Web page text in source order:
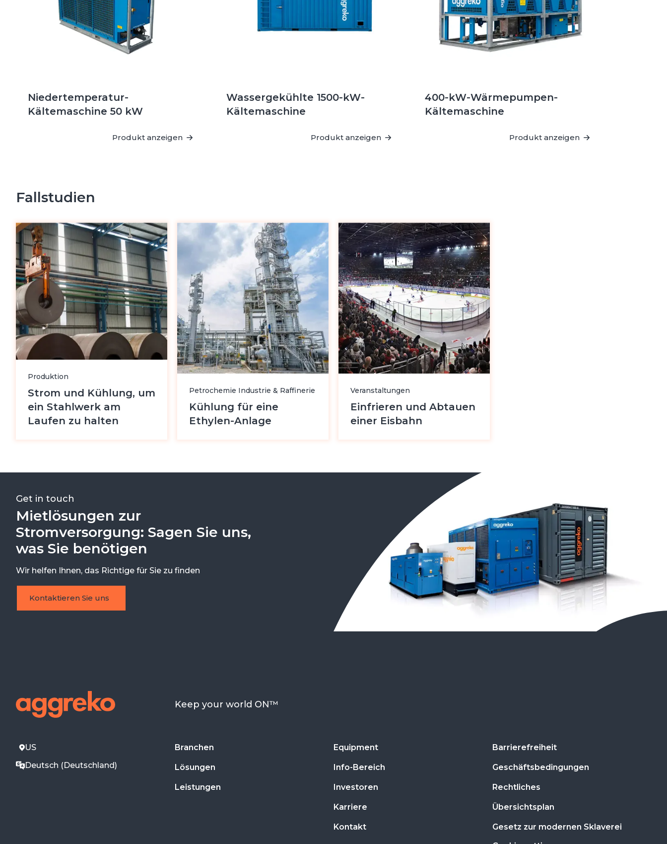
Niedertemperatur-
Kältemaschine 50 kW
Produkt anzeigen
Wassergekühlte 1500-kW-
Kältemaschine
Produkt anzeigen
400-kW-Wärmepumpen-
Kältemaschine
Produkt anzeigen
Fallstudien
Produktion
Strom und Kühlung, um
ein Stahlwerk am
Laufen zu halten
Fallstudie ansehen
Petrochemie Industrie & Raffinerie
Kühlung für eine
Ethylen-Anlage
Fallstudie ansehen
Veranstaltungen
Einfrieren und Abtauen
einer Eisbahn
Fallstudie ansehen
Get in touch
Mietlösungen zur
Stromversorgung: Sagen Sie uns,
was Sie benötigen
Wir helfen Ihnen, das Richtige für Sie zu finden
Kontaktieren Sie uns
Keep your world ON™
US
Deutsch (Deutschland)
Branchen
Lösungen
Leistungen
Equipment
Info-Bereich
Investoren
Karriere
Kontakt
Barrierefreiheit
Geschäftsbedingungen
Rechtliches
Übersichtsplan
Gesetz zur modernen Sklaverei